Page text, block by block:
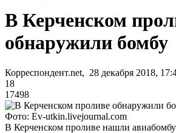
В Керченском
обнаружили бомбу
Корреспондент.net, 28 декабря 2018,
18
17498
Фото: Еv-utkin.livejournal.com
В Керченском проливе нашли авиабомбу